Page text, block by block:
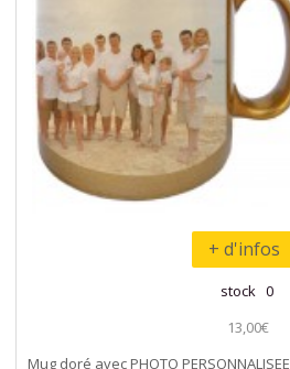
+ d'infos
stock 0
13,00€
Mug doré avec PHOTO PERSONNALISEE